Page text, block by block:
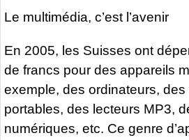
Le multimédia, c’est l’avenir
En 2005, les Suisses ont
de francs pour des appareils
exemple, des ordinateurs,
portables, des lecteurs MP3,
numériques, etc. Ce genre